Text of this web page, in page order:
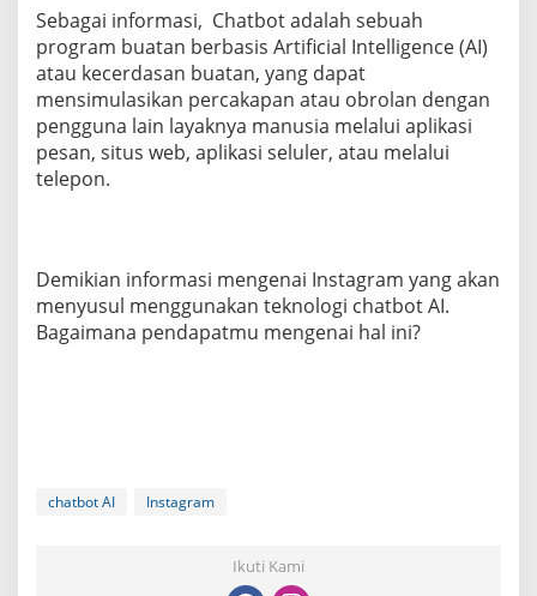
Sebagai informasi, Chatbot adalah sebuah
program buatan berbasis Artificial Intelligence (AI)
atau kecerdasan buatan, yang dapat
mensimulasikan percakapan atau obrolan dengan
pengguna lain layaknya manusia melalui aplikasi
pesan, situs web, aplikasi seluler, atau melalui
telepon.
Demikian informasi mengenai Instagram yang akan
menyusul menggunakan teknologi chatbot AI.
Bagaimana pendapatmu mengenai hal ini?
chatbot AI Instagram
Ikuti Kami